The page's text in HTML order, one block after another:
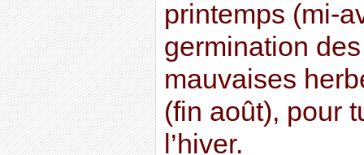
printemps (mi-
germination
mauvaises
(fin août), pour
l’hiver.